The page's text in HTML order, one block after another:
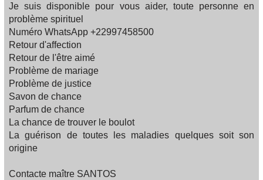
Je suis disponible pour vous aider, toute personne en
problème spirituel
Numéro WhatsApp +22997458500
Retour d'affection
Retour de l'être aimé
Problème de mariage
Problème de justice
Savon de chance
Parfum de chance
La chance de trouver le boulot
La guérison de toutes les maladies quelques soit son
origine
Contacte maître SANTOS